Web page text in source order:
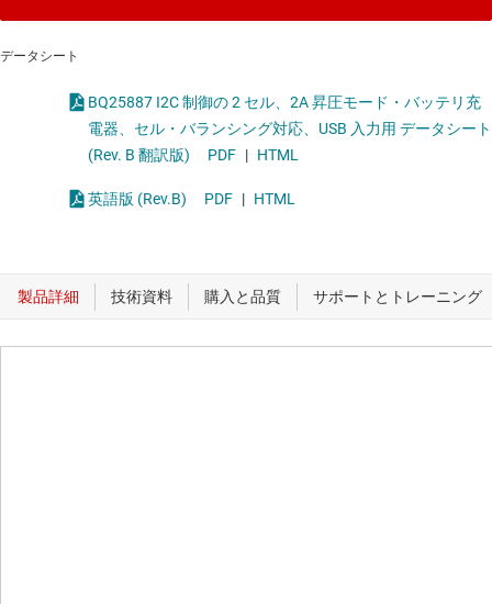
データシート
BQ25887 I2C 制御の 2 セル、2A 昇圧モード・バッテリ充
電器、セル・バランシング対応、USB 入力用 データシート
(Rev. B 翻訳版)
PDF | HTML
英語版 (Rev.B) PDF | HTML